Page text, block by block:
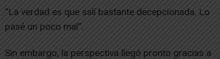
“La verdad es que salí bastante decepcionada. Lo
pasé un poco mal”.
Sin embargo, la perspectiva llegó pronto gracias a